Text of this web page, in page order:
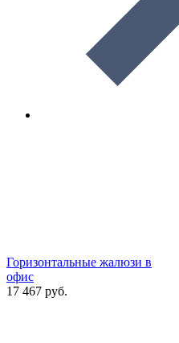
Горизонтальные жалюзи в
офис
17 467 руб.